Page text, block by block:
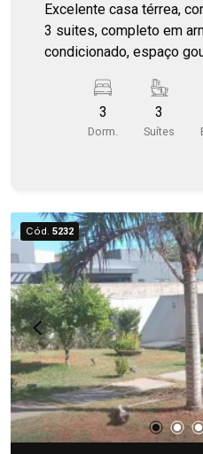
Excelente casa térrea,
3 suites, completo em
condicionado, espaço
3
Dorm.
3
Suítes
Cód. 5232